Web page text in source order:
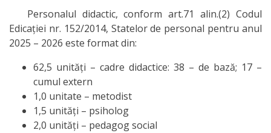
Personalul didactic, conform art.71 alin.(2) Codul
Edicației nr. 152/2014, Statelor de personal pentru anul
2025 – 2026 este format din:
62,5 unități – cadre didactice: 38 – de bază; 17 –
cumul extern
1,0 unitate – metodist
1,5 unități – psiholog
2,0 unități – pedagog social